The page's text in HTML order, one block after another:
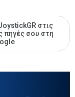
στις
πηγές σου στη